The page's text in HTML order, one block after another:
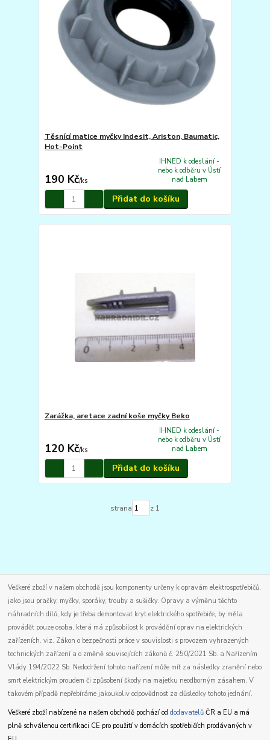
Těsnící matice myčky Indesit, Ariston, Baumatic,
Hot-Point
190 Kč/ks
IHNED k odeslání -
nebo k odběru v Ústí
nad Labem
Přidat do košíku
Zarážka, aretace zadní koše myčky Beko
120 Kč/ks
IHNED k odeslání -
nebo k odběru v Ústí
nad Labem
Přidat do košíku
strana z 1
Veškeré zboží v našem obchodě jsou komponenty určeny k opravám elektrospotřebičů,
jako jsou pračky, myčky, sporáky, trouby a sušičky. Opravy a výměnu těchto
náhradních dílů, kdy je třeba demontovat kryt elektrického spotřebiče, by měla
provádět pouze osoba, která má způsobilost k provádění oprav na elektrických
zařízeních. viz. Zákon o bezpečnosti práce v souvislosti s provozem vyhrazených
technických zařízení a o změně souvisejících zákonů č. 250/2021 Sb. a Nařízením
Vlády 194/2022 Sb. Nedodržení tohoto nařízení může mít za následky zranění nebo
smrt elektrickým proudem či způsobení škody na majetku neodborným zásahem. V
takovém případě nepřebíráme jakoukoliv odpovědnost za důsledky tohoto jednání.
Veškeré zboží nabízené na našem obchodě pochází oddodavatelů ČR a EU a má
plně schválenou certifikaci CE pro použití v domácích spotřebičích prodávaných v